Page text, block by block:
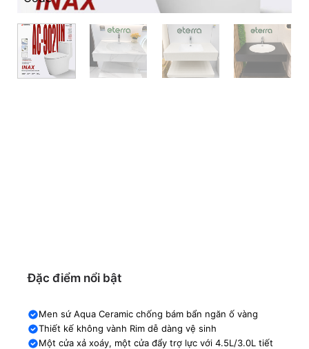
Đặc điểm nổi bật
Men sứ Aqua Ceramic chống bám bẩn ngăn ố vàng
Thiết kế không vành Rim dễ dàng vệ sinh
Một cửa xả xoáy, một cửa đẩy trợ lực với 4.5L/3.0L tiết